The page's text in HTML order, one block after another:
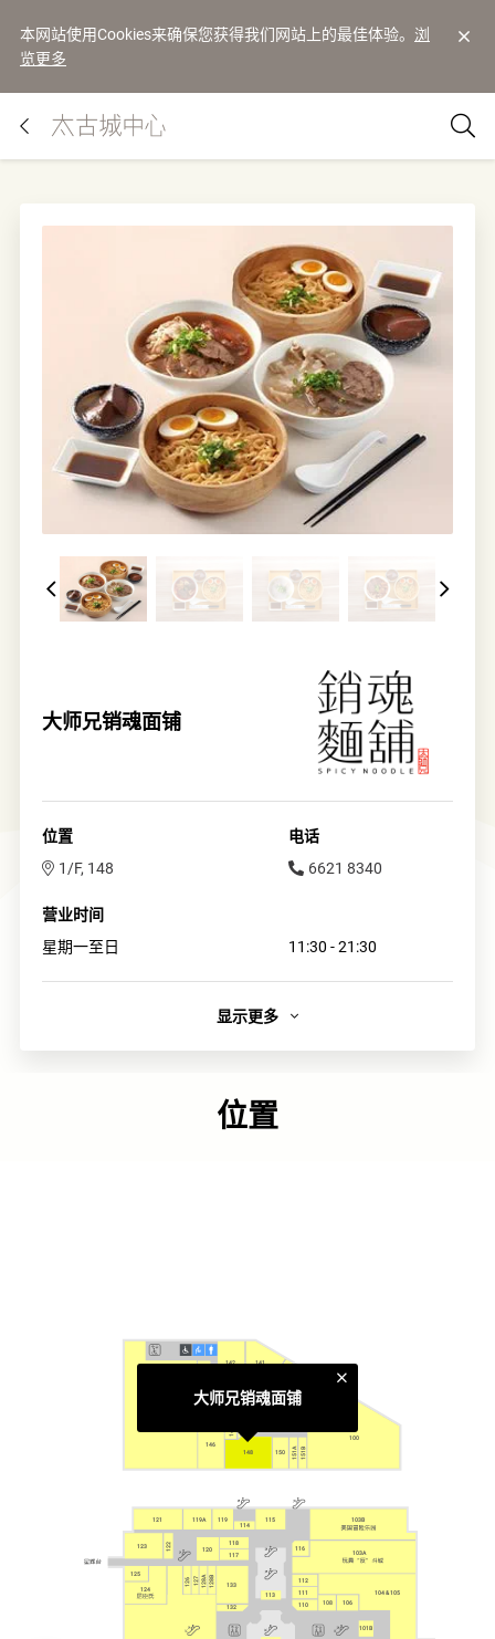
本网站使用Cookies来确保您获得我们网站上的最佳体验。 浏
览更多
大师兄销魂面铺
位置
1/F, 148
电话
6621 8340
营业时间
星期一至日
11:30 - 21:30
更多相关主题
显示更多
位置
100
150
148
147B
147A
146
121 119A 119 103B
103A
116
112
111
110
104 & 105
101B
132
133
128B
128A
127
124
125
113
117
118
120
122
123
151A 151B
126
142 141
115
114
108 106
148
大师兄销魂面铺